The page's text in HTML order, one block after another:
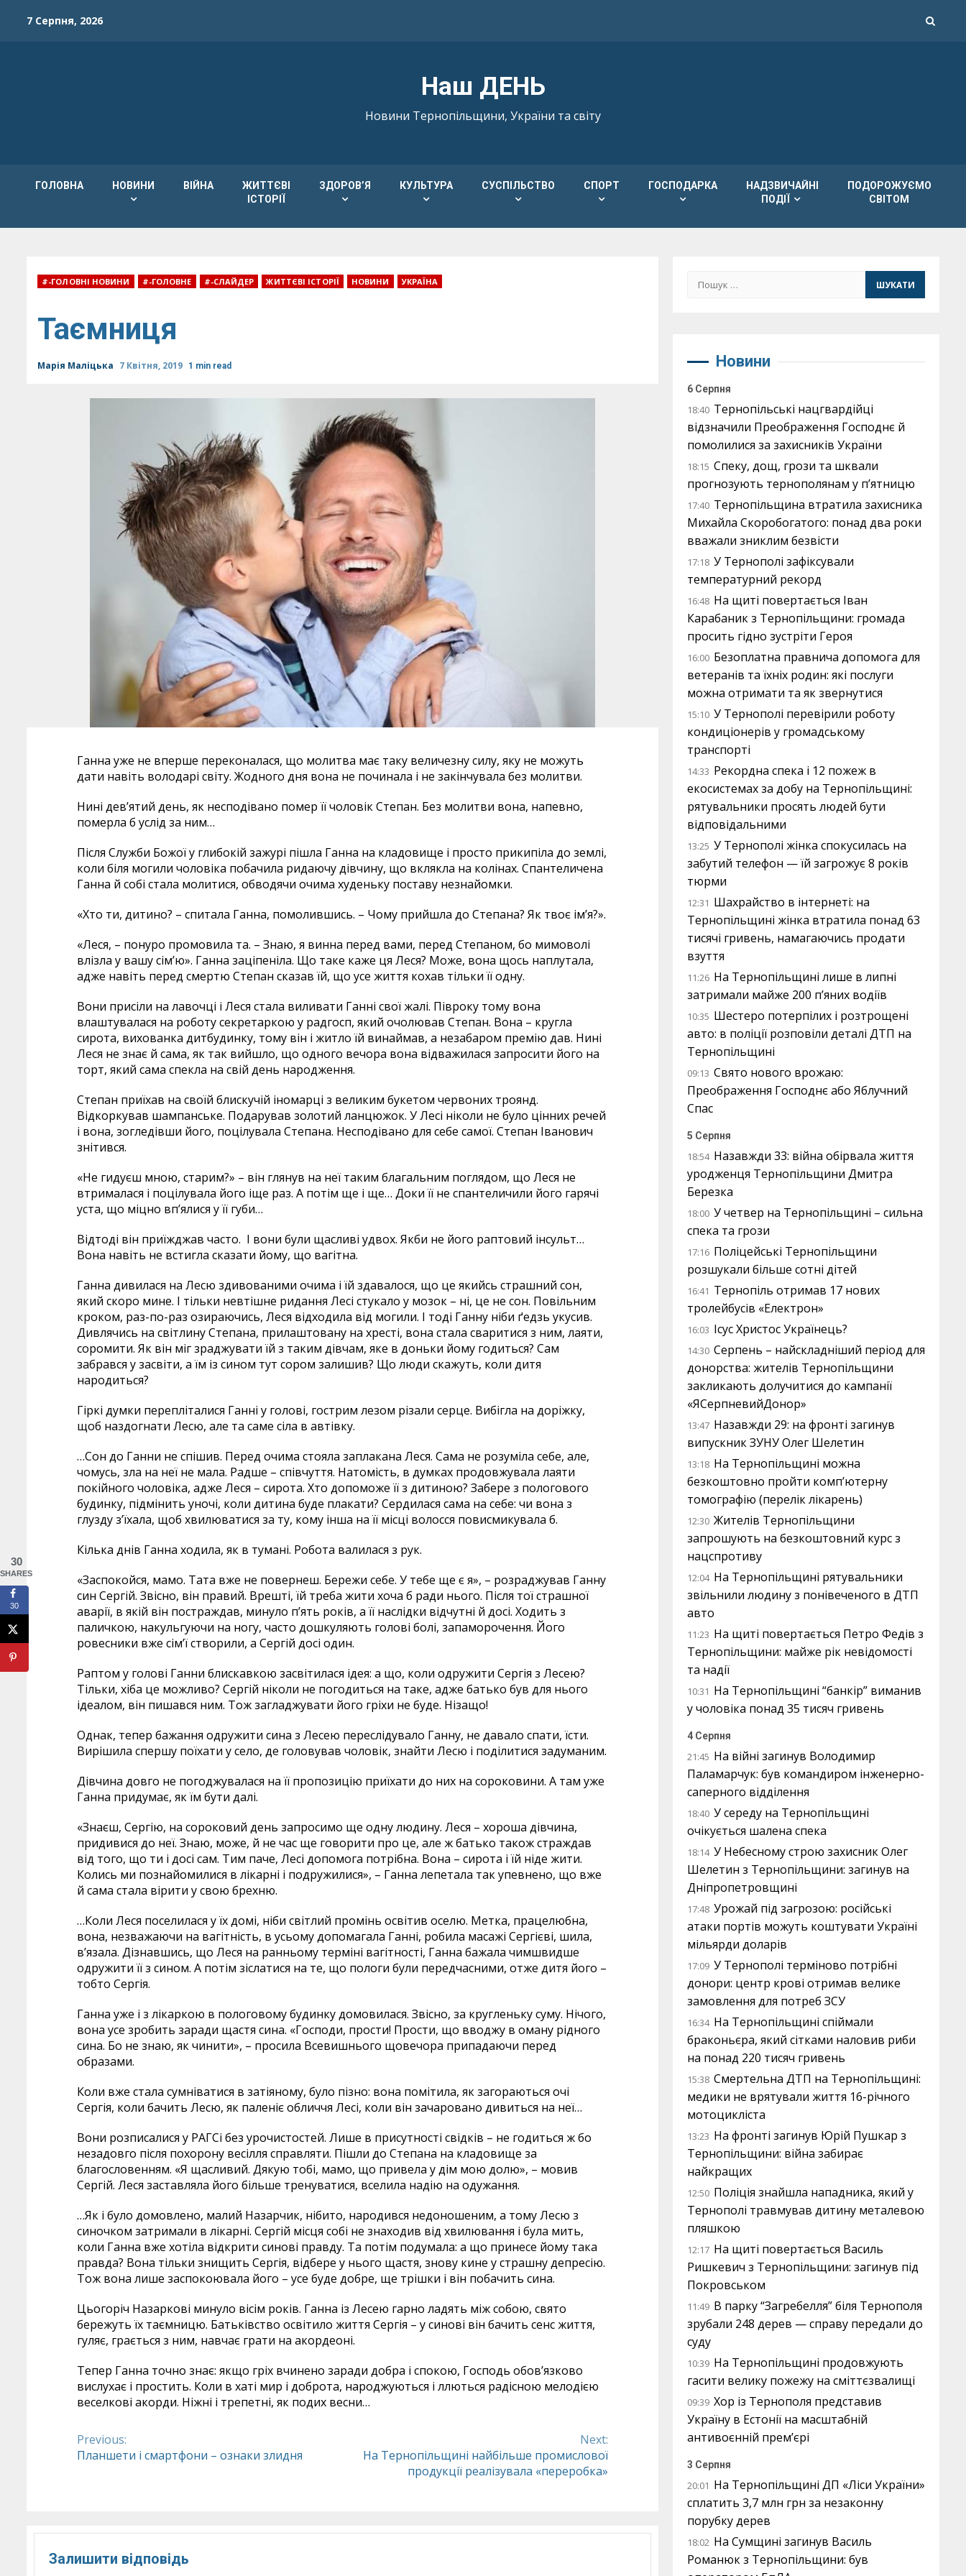
7 Серпня, 2026
Наш ДЕНЬ
Новини Тернопільщини, України та світу
ГОЛОВНА НОВИНИ ВІЙНА
ЖИТТЄВІ
ІСТОРІЇ
ЗДОРОВ’Я КУЛЬТУРА СУСПІЛЬСТВО СПОРТ ГОСПОДАРКА
НАДЗВИЧАЙНІ
ПОДІЇ
ПОДОРОЖУЄМО
СВІТОМ
#-ГОЛОВНІ НОВИНИ #-ГОЛОВНЕ #-СЛАЙДЕР ЖИТТЄВІ ІСТОРІЇ НОВИНИ УКРАЇНА
Таємниця
Марія Маліцька 7 Квітня, 2019 1 min read
Ганна уже не вперше переконалася, що молитва має таку величезну силу, яку не можуть
дати навіть володарі світу. Жодного дня вона не починала і не закінчувала без молитви.
Нині дев’ятий день, як несподівано помер її чоловік Степан. Без молитви вона, напевно,
померла б услід за ним…
Після Служби Божої у глибокій зажурі пішла Ганна на кладовище і просто прикипіла до землі,
коли біля могили чоловіка побачила ридаючу дівчину, що вклякла на колінах. Спантеличена
Ганна й собі стала молитися, обводячи очима худеньку поставу незнайомки.
«Хто ти, дитино? – спитала Ганна, помолившись. – Чому прийшла до Степана? Як твоє ім’я?».
«Леся, – понуро промовила та. – Знаю, я винна перед вами, перед Степаном, бо мимоволі
влізла у вашу сім’ю». Ганна заціпеніла. Що таке каже ця Леся? Може, вона щось наплутала,
адже навіть перед смертю Степан сказав їй, що усе життя кохав тільки її одну.
Вони присіли на лавочці і Леся стала виливати Ганні свої жалі. Півроку тому вона
влаштувалася на роботу секретаркою у радгосп, який очолював Степан. Вона – кругла
сирота, вихованка дитбудинку, тому він і житло їй винаймав, а незабаром премію дав. Нині
Леся не знає й сама, як так вийшло, що одного вечора вона відважилася запросити його на
торт, який сама спекла на свій день народження.
Степан приїхав на своїй блискучій іномарці з великим букетом червоних троянд.
Відкоркував шампанське. Подарував золотий ланцюжок. У Лесі ніколи не було цінних речей
і вона, зогледівши його, поцілувала Степана. Несподівано для себе самої. Степан Іванович
знітився.
«Не гидуєш мною, старим?» – він глянув на неї таким благальним поглядом, що Леся не
втрималася і поцілувала його іще раз. А потім ще і ще… Доки її не спантеличили його гарячі
уста, що міцно вп’ялися у її губи…
Відтоді він приїжджав часто. І вони були щасливі удвох. Якби не його раптовий інсульт…
Вона навіть не встигла сказати йому, що вагітна.
Ганна дивилася на Лесю здивованими очима і їй здавалося, що це якийсь страшний сон,
який скоро мине. І тільки невтішне ридання Лесі стукало у мозок – ні, це не сон. Повільним
кроком, раз-по-раз озираючись, Леся відходила від могили. І тоді Ганну ніби ґедзь укусив.
Дивлячись на світлину Степана, прилаштовану на хресті, вона стала сваритися з ним, лаяти,
соромити. Як він міг зраджувати їй з таким дівчам, яке в доньки йому годиться? Сам
забрався у засвіти, а їм із сином тут сором залишив? Що люди скажуть, коли дитя
народиться?
Гіркі думки перепліталися Ганні у голові, гострим лезом різали серце. Вибігла на доріжку,
щоб наздогнати Лесю, але та саме сіла в автівку.
…Сон до Ганни не спішив. Перед очима стояла заплакана Леся. Сама не розуміла себе, але,
чомусь, зла на неї не мала. Радше – співчуття. Натомість, в думках продовжувала лаяти
покійного чоловіка, адже Леся – сирота. Хто допоможе її з дитиною? Забере з пологового
будинку, підмінить уночі, коли дитина буде плакати? Сердилася сама на себе: чи вона з
глузду з’їхала, щоб хвилюватися за ту, кому інша на її місці волосся повисмикувала б.
Кілька днів Ганна ходила, як в тумані. Робота валилася з рук.
«Заспокойся, мамо. Тата вже не повернеш. Бережи себе. У тебе ще є я», – розраджував Ганну
син Сергій. Звісно, він правий. Врешті, їй треба жити хоча б ради нього. Після тої страшної
аварії, в якій він постраждав, минуло п’ять років, а її наслідки відчутні й досі. Ходить з
паличкою, накульгуючи на ногу, часто дошкуляють голові болі, запаморочення. Його
ровесники вже сім’ї створили, а Сергій досі один.
Раптом у голові Ганни блискавкою засвітилася ідея: а що, коли одружити Сергія з Лесею?
Тільки, хіба це можливо? Сергій ніколи не погодиться на таке, адже батько був для нього
ідеалом, він пишався ним. Тож загладжувати його гріхи не буде. Нізащо!
Однак, тепер бажання одружити сина з Лесею переслідувало Ганну, не давало спати, їсти.
Вирішила спершу поїхати у село, де головував чоловік, знайти Лесю і поділитися задуманим.
Дівчина довго не погоджувалася на її пропозицію приїхати до них на сороковини. А там уже
Ганна придумає, як їм бути далі.
«Знаєш, Сергію, на сороковий день запросимо ще одну людину. Леся – хороша дівчина,
придивися до неї. Знаю, може, й не час ще говорити про це, але ж батько також страждав
від того, що ти і досі сам. Тим паче, Лесі допомога потрібна. Вона – сирота і їй ніде жити.
Колись ми познайомилися в лікарні і подружилися», – Ганна лепетала так упевнено, що вже
й сама стала вірити у свою брехню.
…Коли Леся поселилася у їх домі, ніби світлий промінь освітив оселю. Метка, працелюбна,
вона, незважаючи на вагітність, в усьому допомагала Ганні, робила масажі Сергієві, шила,
в’язала. Дізнавшись, що Леся на ранньому терміні вагітності, Ганна бажала чимшвидше
одружити її з сином. А потім зіслатися на те, що пологи були передчасними, отже дитя його –
тобто Сергія.
Ганна уже і з лікаркою в пологовому будинку домовилася. Звісно, за кругленьку суму. Нічого,
вона усе зробить заради щастя сина. «Господи, прости! Прости, що вводжу в оману рідного
сина. Бо не знаю, як чинити», – просила Всевишнього щовечора припадаючи перед
образами.
Коли вже стала сумніватися в затіяному, було пізно: вона помітила, як загораються очі
Сергія, коли бачить Лесю, як паленіє обличчя Лесі, коли він зачаровано дивиться на неї…
Вони розписалися у РАГСі без урочистостей. Лише в присутності свідків – не годиться ж бо
незадовго після похорону весілля справляти. Пішли до Степана на кладовище за
благословенням. «Я щасливий. Дякую тобі, мамо, що привела у дім мою долю», – мовив
Сергій. Леся заставляла його більше тренуватися, вселила надію на одужання.
…Як і було домовлено, малий Назарчик, нібито, народився недоношеним, а тому Лесю з
синочком затримали в лікарні. Сергій місця собі не знаходив від хвилювання і була мить,
коли Ганна вже хотіла відкрити синові правду. Та потім подумала: а що принесе йому така
правда? Вона тільки знищить Сергія, відбере у нього щастя, знову кине у страшну депресію.
Тож вона лише заспокоювала його – усе буде добре, ще трішки і він побачить сина.
Цьогоріч Назаркові минуло вісім років. Ганна із Лесею гарно ладять між собою, свято
бережуть їх таємницю. Батьківство освітило життя Сергія – у синові він бачить сенс життя,
гуляє, грається з ним, навчає грати на акордеоні.
Тепер Ганна точно знає: якщо гріх вчинено заради добра і спокою, Господь обов’язково
вислухає і простить. Коли в хаті мир і доброта, народжуються і ллються радісною мелодією
веселкові акорди. Ніжні і трепетні, як подих весни…
Continue
Previous:
Планшети і смартфони – ознаки злидня
Next:
На Тернопільщині найбільше промислової
продукції реалізувала «переробка»
Залишити відповідь
Пошук:
Новини
6 Серпня
18:40 Тернопільські нацгвардійці
відзначили Преображення Господнє й
помолилися за захисників України
18:15 Спеку, дощ, грози та шквали
прогнозують тернополянам у п’ятницю
17:40 Тернопільщина втратила захисника
Михайла Скоробогатого: понад два роки
вважали зниклим безвісти
17:18 У Тернополі зафіксували
температурний рекорд
16:48 На щиті повертається Іван
Карабаник з Тернопільщини: громада
просить гідно зустріти Героя
16:00 Безоплатна правнича допомога для
ветеранів та їхніх родин: які послуги
можна отримати та як звернутися
15:10 У Тернополі перевірили роботу
кондиціонерів у громадському
транспорті
14:33 Рекордна спека і 12 пожеж в
екосистемах за добу на Тернопільщині:
рятувальники просять людей бути
відповідальними
13:25 У Тернополі жінка спокусилась на
забутий телефон — їй загрожує 8 років
тюрми
12:31 Шахрайство в інтернеті: на
Тернопільщині жінка втратила понад 63
тисячі гривень, намагаючись продати
взуття
11:26 На Тернопільщині лише в липні
затримали майже 200 п’яних водіїв
10:35 Шестеро потерпілих і розтрощені
авто: в поліції розповіли деталі ДТП на
Тернопільщині
09:13 Свято нового врожаю:
Преображення Господнє або Яблучний
Спас
5 Серпня
18:54 Назавжди 33: війна обірвала життя
уродженця Тернопільщини Дмитра
Березка
18:00 У четвер на Тернопільщині – сильна
спека та грози
17:16 Поліцейські Тернопільщини
розшукали більше сотні дітей
16:41 Тернопіль отримав 17 нових
тролейбусів «Електрон»
16:03 Ісус Христос Українець?
14:30 Серпень – найскладніший період для
донорства: жителів Тернопільщини
закликають долучитися до кампанії
«ЯСерпневийДонор»
13:47 Назавжди 29: на фронті загинув
випускник ЗУНУ Олег Шелетин
13:18 На Тернопільщині можна
безкоштовно пройти комп’ютерну
томографію (перелік лікарень)
12:30 Жителів Тернопільщини
запрошують на безкоштовний курс з
нацспротиву
12:04 На Тернопільщині рятувальники
звільнили людину з понівеченого в ДТП
авто
11:23 На щиті повертається Петро Федів з
Тернопільщини: майже рік невідомості
та надії
10:31 На Тернопільщині “банкір” виманив
у чоловіка понад 35 тисяч гривень
4 Серпня
21:45 На війні загинув Володимир
Паламарчук: був командиром інженерно-
саперного відділення
18:40 У середу на Тернопільщині
очікується шалена спека
18:14 У Небесному строю захисник Олег
Шелетин з Тернопільщини: загинув на
Дніпропетровщині
17:48 Урожай під загрозою: російські
атаки портів можуть коштувати Україні
мільярди доларів
17:09 У Тернополі терміново потрібні
донори: центр крові отримав велике
замовлення для потреб ЗСУ
16:34 На Тернопільщині спіймали
браконьєра, який сітками наловив риби
на понад 220 тисяч гривень
15:38 Смертельна ДТП на Тернопільщині:
медики не врятували життя 16-річного
мотоцикліста
13:23 На фронті загинув Юрій Пушкар з
Тернопільщини: війна забирає
найкращих
12:50 Поліція знайшла нападника, який у
Тернополі травмував дитину металевою
пляшкою
12:17 На щиті повертається Василь
Ришкевич з Тернопільщини: загинув під
Покровськом
11:49 В парку “Загребелля” біля Тернополя
зрубали 248 дерев — справу передали до
суду
10:39 На Тернопільщині продовжують
гасити велику пожежу на сміттєзвалищі
09:39 Хор із Тернополя представив
Україну в Естонії на масштабній
антивоєнній прем’єрі
3 Серпня
20:01 На Тернопільщині ДП «Ліси України»
сплатить 3,7 млн грн за незаконну
порубку дерев
18:02 На Сумщині загинув Василь
Романюк з Тернопільщини: був
30
SHARES
30